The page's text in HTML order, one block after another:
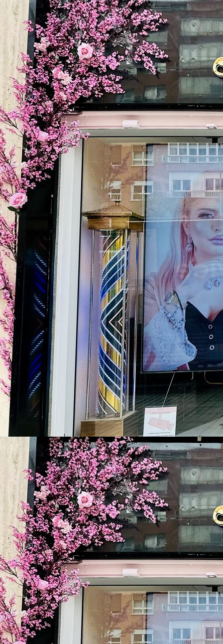
100€ Mayda